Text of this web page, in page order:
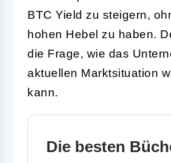
BTC Yield zu steigern,
hohen Hebel zu haben.
die Frage, wie das
aktuellen Marktsituation
kann.
Die besten